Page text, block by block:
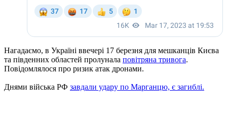
Нагадаємо, в Україні ввечері 17 березня для мешканців Києва
та південних областей пролунала повітряна тривога.
Повідомлялося про ризик атак дронами.
Днями війська РФ завдали удару по Марганцю, є загиблі.